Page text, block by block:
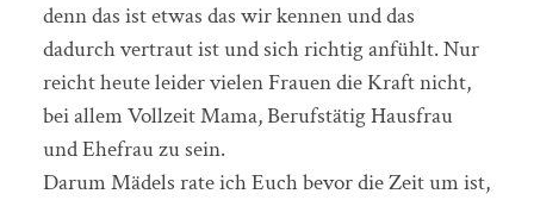
denn das ist etwas das wir kennen und das
dadurch vertraut ist und sich richtig anfühlt. Nur
reicht heute leider vielen Frauen die Kraft nicht,
bei allem Vollzeit Mama, Berufstätig Hausfrau
und Ehefrau zu sein.
Darum Mädels rate ich Euch bevor die Zeit um ist,